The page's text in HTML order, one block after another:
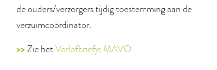
de ouders/verzorgers tijdig toestemming aan de
verzuimcoördinator.
>>Zie hetVerlofbriefje MAVO